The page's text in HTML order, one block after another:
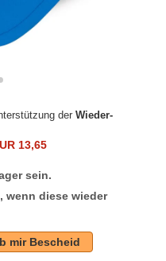
der Wieder-
13,65
sein.
wenn diese wieder
mir Bescheid